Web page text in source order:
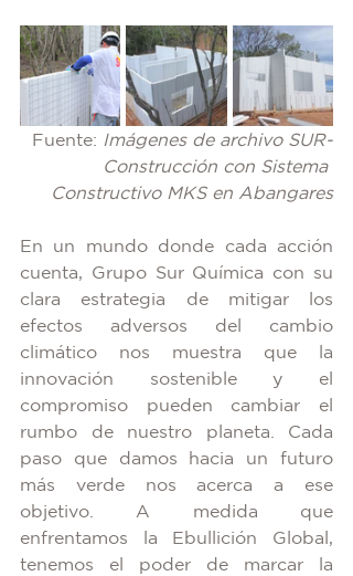
Fuente: Imágenes de archivo SUR-
Construcción con Sistema
Constructivo MKS en Abangares
En un mundo donde cada acción
cuenta, Grupo Sur Química con su
clara estrategia de mitigar los
efectos adversos del cambio
climático nos muestra que la
innovación sostenible y el
compromiso pueden cambiar el
rumbo de nuestro planeta. Cada
paso que damos hacia un futuro
más verde nos acerca a ese
objetivo. A medida que
enfrentamos la Ebullición Global,
tenemos el poder de marcar la